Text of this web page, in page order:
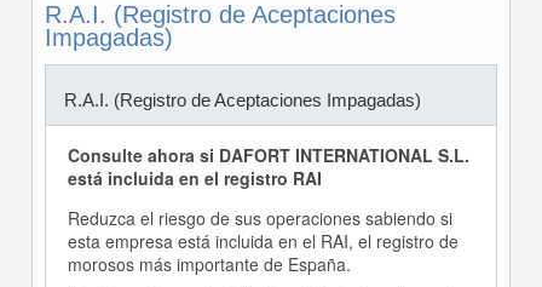
R.A.I. (Registro de Aceptaciones
Impagadas)
R.A.I. (Registro de Aceptaciones Impagadas)
Consulte ahora si DAFORT INTERNATIONAL S.L.
está incluida en el registro RAI
Reduzca el riesgo de sus operaciones sabiendo si
esta empresa está incluida en el RAI, el registro de
morosos más importante de España.